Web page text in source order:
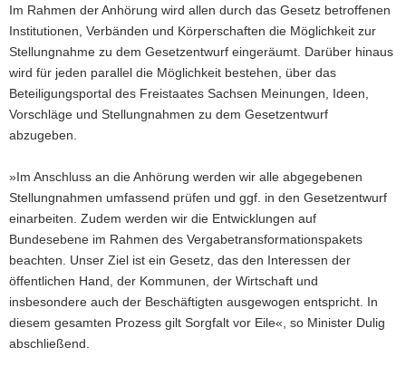
Im Rahmen der Anhörung wird allen durch das Gesetz betroffenen
Institutionen, Verbänden und Körperschaften die Möglichkeit zur
Stellungnahme zu dem Gesetzentwurf eingeräumt. Darüber hinaus
wird für jeden parallel die Möglichkeit bestehen, über das
Beteiligungsportal des Freistaates Sachsen Meinungen, Ideen,
Vorschläge und Stellungnahmen zu dem Gesetzentwurf
abzugeben.
»Im Anschluss an die Anhörung werden wir alle abgegebenen
Stellungnahmen umfassend prüfen und ggf. in den Gesetzentwurf
einarbeiten. Zudem werden wir die Entwicklungen auf
Bundesebene im Rahmen des Vergabetransformationspakets
beachten. Unser Ziel ist ein Gesetz, das den Interessen der
öffentlichen Hand, der Kommunen, der Wirtschaft und
insbesondere auch der Beschäftigten ausgewogen entspricht. In
diesem gesamten Prozess gilt Sorgfalt vor Eile«, so Minister Dulig
abschließend.